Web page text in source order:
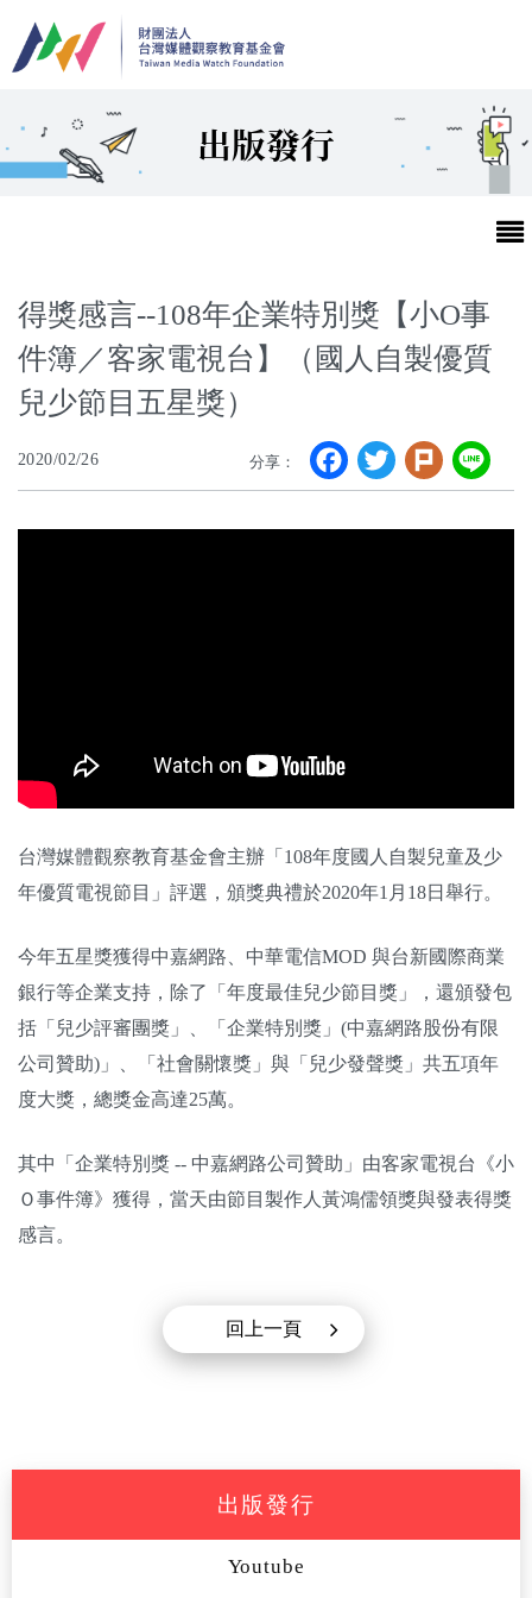
出版發行
最新消息
第25屆台灣兒童及少年優質節目活動官網
申訴
捐款支持
得獎感言--108年企業特別獎【小O事
件簿／客家電視台】（國人自製優質
兒少節目五星獎）
2020/02/26 分享： Facebook
Twitter
Plurk
台灣媒體觀察教育基金會主辦「108年度國人自製兒童及少
年優質電視節目」評選，頒獎典禮於2020年1月18日舉行。
今年五星獎獲得中嘉網路、中華電信MOD 與台新國際商業
銀行等企業支持，除了「年度最佳兒少節目獎」，還頒發包
括「兒少評審團獎」、「企業特別獎」(中嘉網路股份有限
公司贊助)」、「社會關懷獎」與「兒少發聲獎」共五項年
度大獎，總獎金高達25萬。
其中「企業特別獎 -- 中嘉網路公司贊助」由客家電視台《小
Ｏ事件簿》獲得，當天由節目製作人黃鴻儒領獎與發表得獎
感言。
回上一頁
出版發行
Youtube